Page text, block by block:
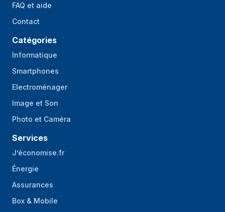
FAQ et aide
Contact
Catégories
Informatique
Smartphones
Electroménager
Image et Son
Photo et Caméra
Services
J’économise.fr
Énergie
Assurances
Box & Mobile